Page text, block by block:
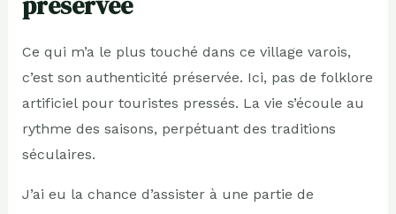
Ce qui m’a le plus touché dans ce village varois,
c’est son authenticité préservée. Ici, pas de folklore
artificiel pour touristes pressés. La vie s’écoule au
rythme des saisons, perpétuant des traditions
séculaires.
J’ai eu la chance d’assister à une partie de